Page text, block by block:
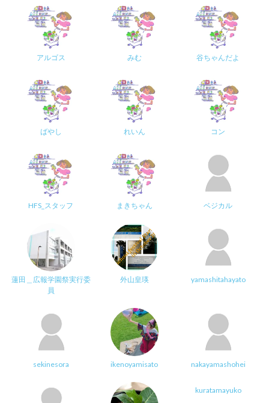
アルゴス みむ 谷ちゃんだよ
ばやし れいん コン
HFS_スタッフ まきちゃん ベジカル
蓮田＿広報学園祭実行委
員
外山皇瑛 yamashitahayato
sekinesora ikenoyamisato nakayamashohei
kuratamayuko